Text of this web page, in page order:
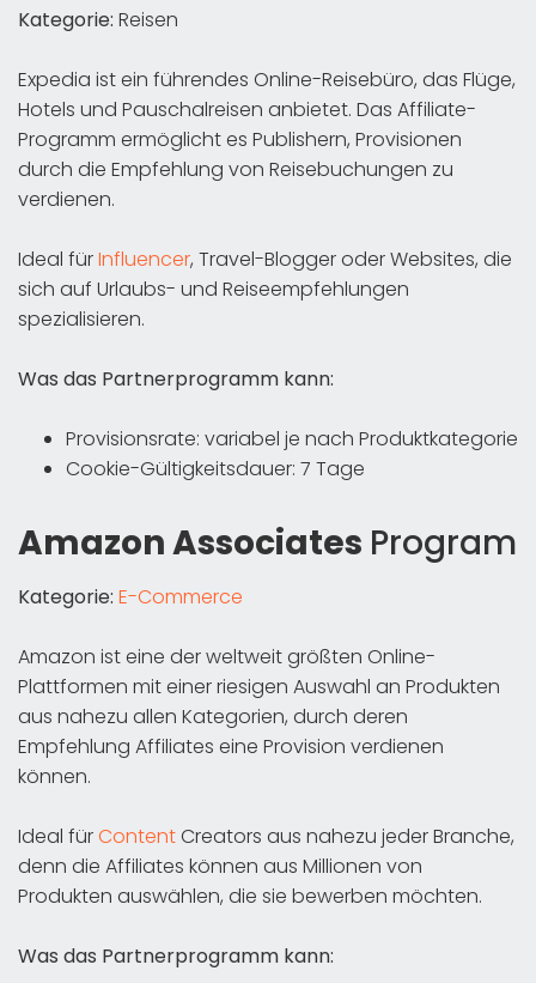
Kategorie: Reisen
Expedia ist ein führendes Online-Reisebüro, das Flüge,
Hotels und Pauschalreisen anbietet. Das Affiliate-
Programm ermöglicht es Publishern, Provisionen
durch die Empfehlung von Reisebuchungen zu
verdienen.
Ideal fürInfluencer, Travel-Blogger oder Websites, die
sich auf Urlaubs- und Reiseempfehlungen
spezialisieren.
Was das Partnerprogramm kann:
Provisionsrate: variabel je nach Produktkategorie
Cookie-Gültigkeitsdauer: 7 Tage
Amazon Associates Program
Kategorie: E-Commerce
Amazon ist eine der weltweit größten Online-
Plattformen mit einer riesigen Auswahl an Produkten
aus nahezu allen Kategorien, durch deren
Empfehlung Affiliates eine Provision verdienen
können.
Ideal fürContentCreators aus nahezu jeder Branche,
denn die Affiliates können aus Millionen von
Produkten auswählen, die sie bewerben möchten.
Was das Partnerprogramm kann: